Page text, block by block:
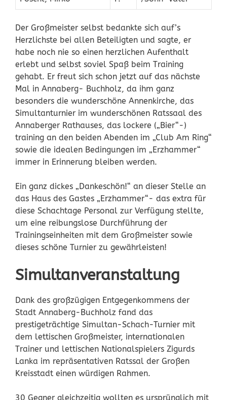
Der Großmeister selbst bedankte sich auf’s
Herzlichste bei allen Beteiligten und sagte, er
habe noch nie so einen herzlichen Aufenthalt
erlebt und selbst soviel Spaß beim Training
gehabt. Er freut sich schon jetzt auf das nächste
Mal in Annaberg- Buchholz, da ihm ganz
besonders die wunderschöne Annenkirche, das
Simultanturnier im wunderschönen Ratssaal des
Annaberger Rathauses, das lockere („Bier“-)
training an den beiden Abenden im „Club Am Ring“
sowie die idealen Bedingungen im „Erzhammer“
immer in Erinnerung bleiben werden.
Ein ganz dickes „Dankeschön!“ an dieser Stelle an
das Haus des Gastes „Erzhammer“- das extra für
diese Schachtage Personal zur Verfügung stellte,
um eine reibungslose Durchführung der
Trainingseinheiten mit dem Großmeister sowie
dieses schöne Turnier zu gewährleisten!
Simultanveranstaltung
Dank des großzügigen Entgegenkommens der
Stadt Annaberg-Buchholz fand das
prestigeträchtige Simultan-Schach-Turnier mit
dem lettischen Großmeister, internationalen
Trainer und lettischen Nationalspielers Zigurds
Lanka im repräsentativen Ratssal der Großen
Kreisstadt einen würdigen Rahmen.
30 Gegner gleichzeitig wollten es ursprünglich mit